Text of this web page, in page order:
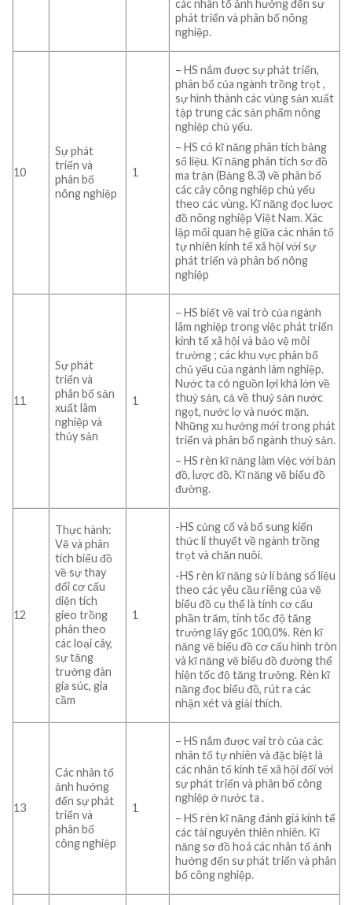
các nhân tố ảnh hưởng đến sự
phát triển và phân bố nông
nghiệp.
10
Sự phát
triển và
phân bố
nông nghiệp
1
– HS nắm được sự phát triển,
phân bố của ngành trồng trọt ,
sự hình thành các vùng sản xuất
tập trung các sản phẩm nông
nghiệp chủ yếu.
– HS có kĩ năng phân tích bảng
số liệu. Kĩ năng phân tích sơ đồ
ma trận (Bảng 8.3) về phân bố
các cây công nghiệp chủ yếu
theo các vùng. Kĩ năng đọc lược
đồ nông nghiệp Việt Nam. Xác
lập mối quan hệ giữa các nhân tố
tự nhiên kinh tế xã hội với sự
phát triển và phân bố nông
nghiệp
11
Sự phát
triển và
phân bố sản
xuất lâm
nghiệp và
thủy sản
1
– HS biết về vai trò của ngành
lâm nghiệp trong việc phát triển
kinh tế xã hội và bảo vệ môi
trường ; các khu vực phân bố
chủ yếu của ngành lâm nghiệp.
Nước ta có nguồn lợi khá lớn về
thuỷ sản, cả về thuỷ sản nước
ngọt, nước lợ và nước mặn.
Những xu hướng mới trong phát
triển và phân bố ngành thuỷ sản.
– HS rèn kĩ năng làm việc với bản
đồ, lược đồ. Kĩ năng vẽ biểu đồ
đường.
12
Thực hành:
Vẽ và phân
tích biểu đồ
về sự thay
đổi cơ cấu
diện tích
gieo trồng
phân theo
các loại cây,
sự tăng
trưởng đàn
gia súc, gia
cầm
1
-HS củng cố và bổ sung kiến
thức lí thuyết về ngành trồng
trọt và chăn nuôi.
-HS rèn kĩ năng sử lí bảng số liệu
theo các yêu cầu riêng của vẽ
biểu đồ cụ thể là tính cơ cấu
phần trăm, tính tốc độ tăng
trưởng lấy gốc 100,0%. Rèn kĩ
năng vẽ biểu đồ cơ cấu hình tròn
và kĩ năng vẽ biểu đồ đường thể
hiện tốc độ tăng trưởng. Rèn kĩ
năng đọc biểu đồ, rút ra các
nhận xét và giải thích.
13
Các nhân tố
ảnh hưởng
đến sự phát
triển và
phân bố
công nghiệp
1
– HS nắm được vai trò của các
nhân tố tự nhiên và đặc biệt là
các nhân tố kinh tế xã hội đối với
sự phát triển và phân bố công
nghiệp ở nước ta .
– HS rèn kĩ năng đánh giá kinh tế
các tài nguyên thiên nhiên. Kĩ
năng sơ đồ hoá các nhân tố ảnh
hưởng đến sự phát triển và phân
bố công nghiệp.